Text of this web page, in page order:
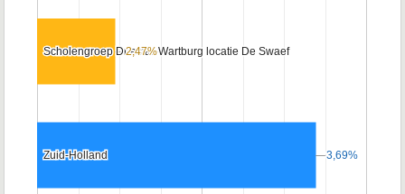
Scholengroep Driestar-Wartburg locatie De Swaef
Scholengroep Driestar-Wartburg locatie De Swaef
Zuid-Holland
Zuid-Holland
2,47%
2,47%
3,69%
3,69%